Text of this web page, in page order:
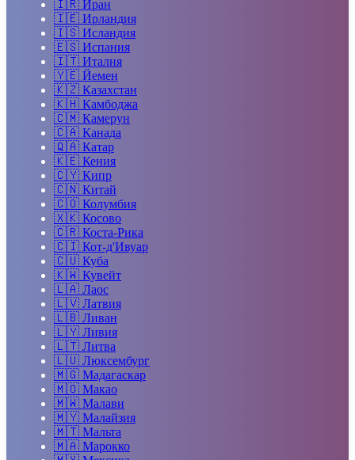
🇮🇷 Иран
🇮🇪 Ирландия
🇮🇸 Исландия
🇪🇸 Испания
🇮🇹 Италия
🇾🇪 Йемен
🇰🇿 Казахстан
🇰🇭 Камбоджа
🇨🇲 Камерун
🇨🇦 Канада
🇶🇦 Катар
🇰🇪 Кения
🇨🇾 Кипр
🇨🇳 Китай
🇨🇴 Колумбия
🇽🇰 Косово
🇨🇷 Коста-Рика
🇨🇮 Кот-д'Ивуар
🇨🇺 Куба
🇰🇼 Кувейт
🇱🇦 Лаос
🇱🇻 Латвия
🇱🇧 Ливан
🇱🇾 Ливия
🇱🇹 Литва
🇱🇺 Люксембург
🇲🇬 Мадагаскар
🇲🇴 Макао
🇲🇼 Малави
🇲🇾 Малайзия
🇲🇹 Мальта
🇲🇦 Марокко